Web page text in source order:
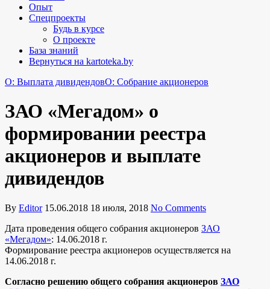
Опыт
Спецпроекты
Будь в курсе
О проекте
База знаний
Вернуться на kartoteka.by
O: Выплата дивидендовO: Собрание акционеров
ЗАО «Мегадом» о
формировании реестра
акционеров и выплате
дивидендов
By Editor 15.06.2018 18 июля, 2018 No Comments
Дата проведения общего собрания акционеров ЗАО
«Мегадом»: 14.06.2018 г.
Формирование реестра акционеров осуществляется на
14.06.2018 г.
Согласно решению общего собрания акционеров ЗАО